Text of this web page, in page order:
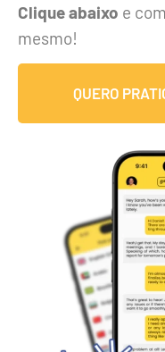
Clique abaixo e
mesmo!
QUERO